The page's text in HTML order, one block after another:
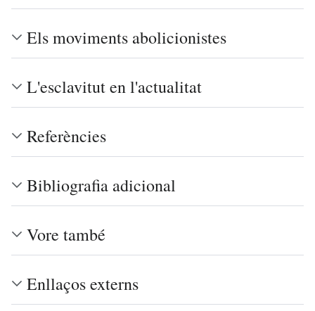
Els moviments abolicionistes
L'esclavitut en l'actualitat
Referències
Bibliografia adicional
Vore també
Enllaços externs